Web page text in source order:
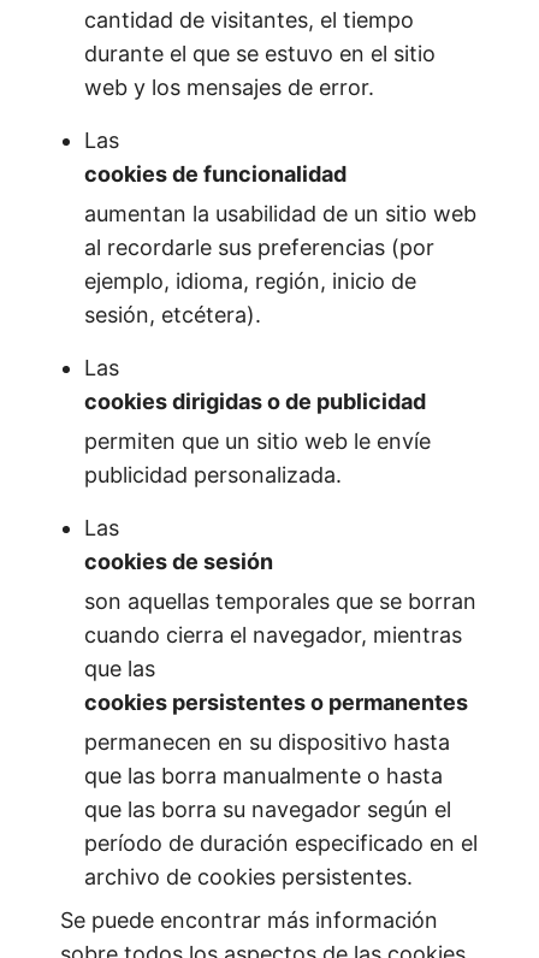
cantidad de visitantes, el tiempo
durante el que se estuvo en el sitio
web y los mensajes de error.
Las
cookies de funcionalidad
aumentan la usabilidad de un sitio web
al recordarle sus preferencias (por
ejemplo, idioma, región, inicio de
sesión, etcétera).
Las
cookies dirigidas o de publicidad
permiten que un sitio web le envíe
publicidad personalizada.
Las
cookies de sesión
son aquellas temporales que se borran
cuando cierra el navegador, mientras
que las
cookies persistentes o permanentes
permanecen en su dispositivo hasta
que las borra manualmente o hasta
que las borra su navegador según el
período de duración especificado en el
archivo de cookies persistentes.
Se puede encontrar más información